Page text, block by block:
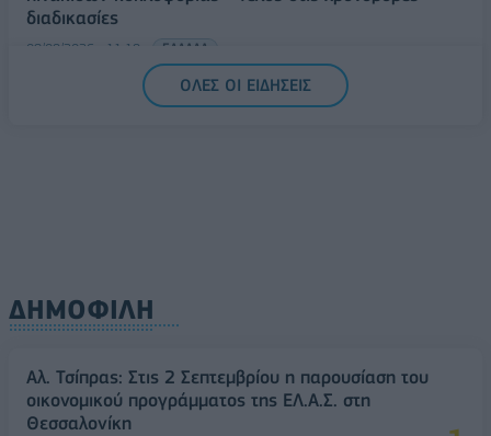
διαδικασίες
09/08/2026 - 11:18 ΕΛΛΑΔΑ
Στα 15 δισ. ευρώ ο στόχος για νέα δάνεια το 2026
- Η «ακτινογραφία» της κερδοφορίας των
ΟΛΕΣ ΟΙ ΕΙΔΗΣΕΙΣ
ΔΗΜΟΦΙΛΗ
Αλ. Τσίπρας: Στις 2 Σεπτεμβρίου η παρουσίαση του
οικονομικού προγράμματος της ΕΛ.Α.Σ. στη
Θεσσαλονίκη